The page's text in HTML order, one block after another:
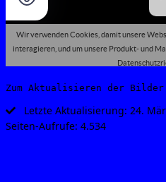
Zum Aktualisieren der Bilder
Letz­te Aktua­li­sie­rung: 24.
Sei­ten-Auf­ru­fe: 4.534